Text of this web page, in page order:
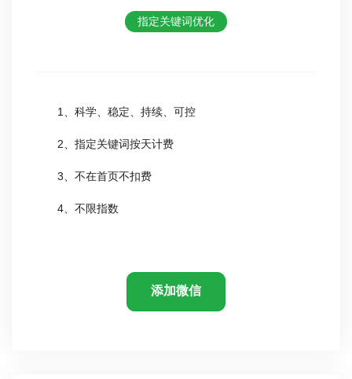
指定关键词优化
1、科学、稳定、持续、可控
2、指定关键词按天计费
3、不在首页不扣费
4、不限指数
添加微信